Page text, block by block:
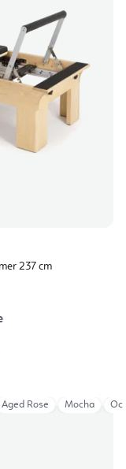
237 cm
Aged Rose Mocha